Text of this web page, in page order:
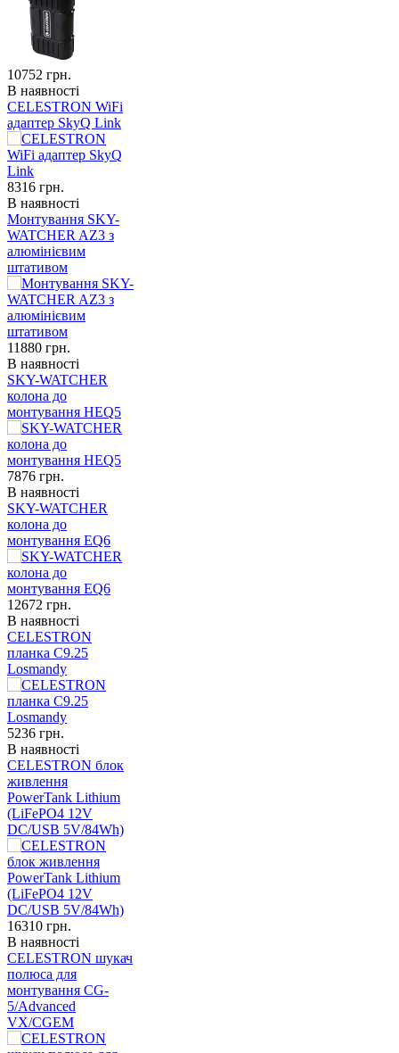
10752 грн.
В наявності
CELESTRON WiFi
адаптер SkyQ Link
8316 грн.
В наявності
Монтування SKY-
WATCHER AZ3 з
алюмінієвим
штативом
11880 грн.
В наявності
SKY-WATCHER
колона до
монтування HEQ5
7876 грн.
В наявності
SKY-WATCHER
колона до
монтування EQ6
12672 грн.
В наявності
CELESTRON
планка C9.25
Losmandy
5236 грн.
В наявності
CELESTRON блок
живлення
PowerTank Lithium
(LiFePO4 12V
DC/USB 5V/84Wh)
16310 грн.
В наявності
CELESTRON шукач
полюса для
монтування CG-
5/Advanced
VX/CGEM